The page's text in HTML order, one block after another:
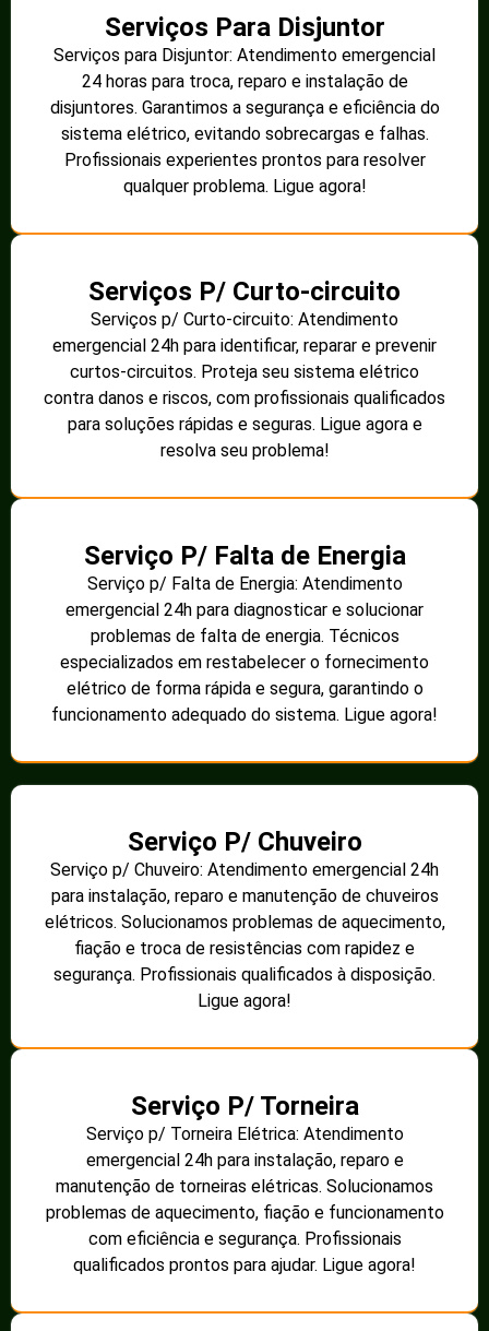
Serviços Para Disjuntor
Serviços para Disjuntor: Atendimento emergencial
24 horas para troca, reparo e instalação de
disjuntores. Garantimos a segurança e eficiência do
sistema elétrico, evitando sobrecargas e falhas.
Profissionais experientes prontos para resolver
qualquer problema. Ligue agora!
Serviços P/ Curto-circuito
Serviços p/ Curto-circuito: Atendimento
emergencial 24h para identificar, reparar e prevenir
curtos-circuitos. Proteja seu sistema elétrico
contra danos e riscos, com profissionais qualificados
para soluções rápidas e seguras. Ligue agora e
resolva seu problema!
Serviço P/ Falta de Energia
Serviço p/ Falta de Energia: Atendimento
emergencial 24h para diagnosticar e solucionar
problemas de falta de energia. Técnicos
especializados em restabelecer o fornecimento
elétrico de forma rápida e segura, garantindo o
funcionamento adequado do sistema. Ligue agora!
Serviço P/ Chuveiro
Serviço p/ Chuveiro: Atendimento emergencial 24h
para instalação, reparo e manutenção de chuveiros
elétricos. Solucionamos problemas de aquecimento,
fiação e troca de resistências com rapidez e
segurança. Profissionais qualificados à disposição.
Ligue agora!
Serviço P/ Torneira
Serviço p/ Torneira Elétrica: Atendimento
emergencial 24h para instalação, reparo e
manutenção de torneiras elétricas. Solucionamos
problemas de aquecimento, fiação e funcionamento
com eficiência e segurança. Profissionais
qualificados prontos para ajudar. Ligue agora!